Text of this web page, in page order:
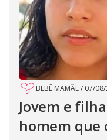
BEBÊ MAMÃE/ 07/
Jovem e
homem que